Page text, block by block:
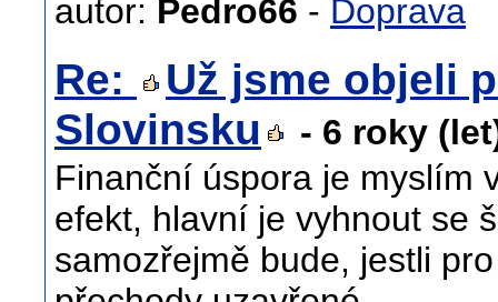
autor: Pedro66 - Doprava
Re:
Už jsme objeli
Slovinsku
- 6 roky
Finanční úspora je myslím
efekt, hlavní je vyhnout se
samozřejmě bude, jestli